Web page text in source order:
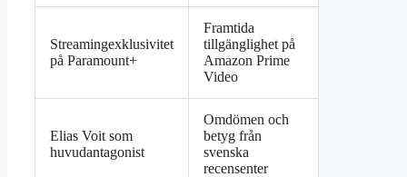
Streamingexklusivitet
på Paramount+
Framtida
tillgänglighet på
Amazon Prime
Video
Elias Voit som
huvudantagonist
Omdömen och
betyg från
svenska
recensenter